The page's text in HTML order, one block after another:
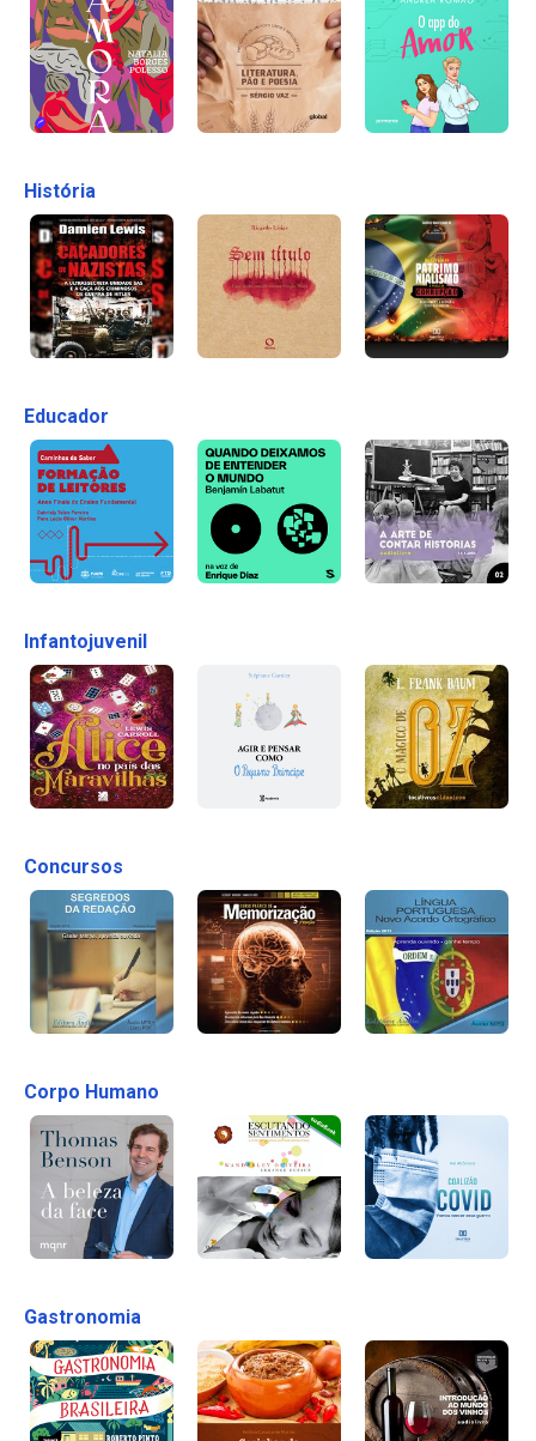
História
Educador
Infantojuvenil
Concursos
Corpo Humano
Gastronomia